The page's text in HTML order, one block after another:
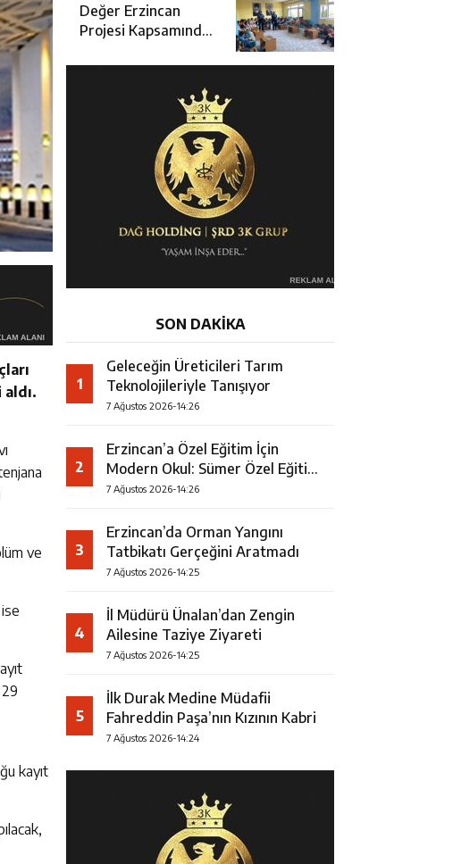
ve
kayıt
Toplantısı
Değer Erzincan
Projesi Kapsamında
Eğitimi
SON DAKİKA
1
Geleceğin Üreticileri Tarım
Teknolojileriyle Tanışıyor
7 Ağustos 2026-14:26
2
Erzincan’a Özel Eğitim İçin
Modern Okul: Sümer Özel Eğitim
Meslek Okulu Protokolü
7 Ağustos 2026-14:26
3
Erzincan’da Orman Yangını
Tatbikatı Gerçeğini Aratmadı
7 Ağustos 2026-14:25
4
İl Müdürü Ünalan’dan Zengin
Ailesine Taziye Ziyareti
7 Ağustos 2026-14:25
5
İlk Durak Medine Müdafii
Fahreddin Paşa’nın Kızının Kabri
7 Ağustos 2026-14:24